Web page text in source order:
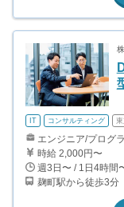
IT コンサルティング
エンジニア/プログ
時給 2,000円〜
週3日〜 / 1日4時間